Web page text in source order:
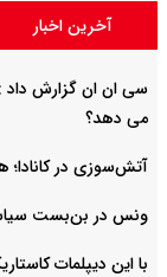
آخرین اخبار
می دهد؟
آتش‌سوزی در کانادا؛ هشدار
ونس در بن‌بست
با این دیپلمات